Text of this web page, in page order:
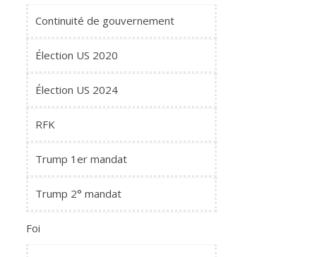
Continuité de gouvernement
Élection US 2020
Élection US 2024
RFK
Trump 1er mandat
Trump 2° mandat
Foi